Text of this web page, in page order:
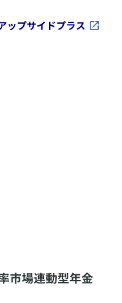
ップサイドプラス
市場連動型年金